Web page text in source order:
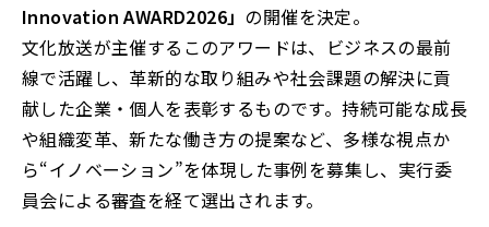
Innovation AWARD2026」 の開催を決定。
文化放送が主催するこのアワードは、ビジネスの最前
線で活躍し、革新的な取り組みや社会課題の解決に貢
献した企業・個人を表彰するものです。持続可能な成長
や組織変革、新たな働き方の提案など、多様な視点か
ら“イノベーション”を体現した事例を募集し、実行委
員会による審査を経て選出されます。